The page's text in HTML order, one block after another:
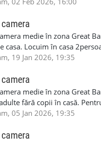
medie în zona Great
casa. Locuim în casa
07442932628 sau
19 Jan 2026, 19:35
medie în zona Great
fără copii în casă.
05 Jan 2026, 19:35